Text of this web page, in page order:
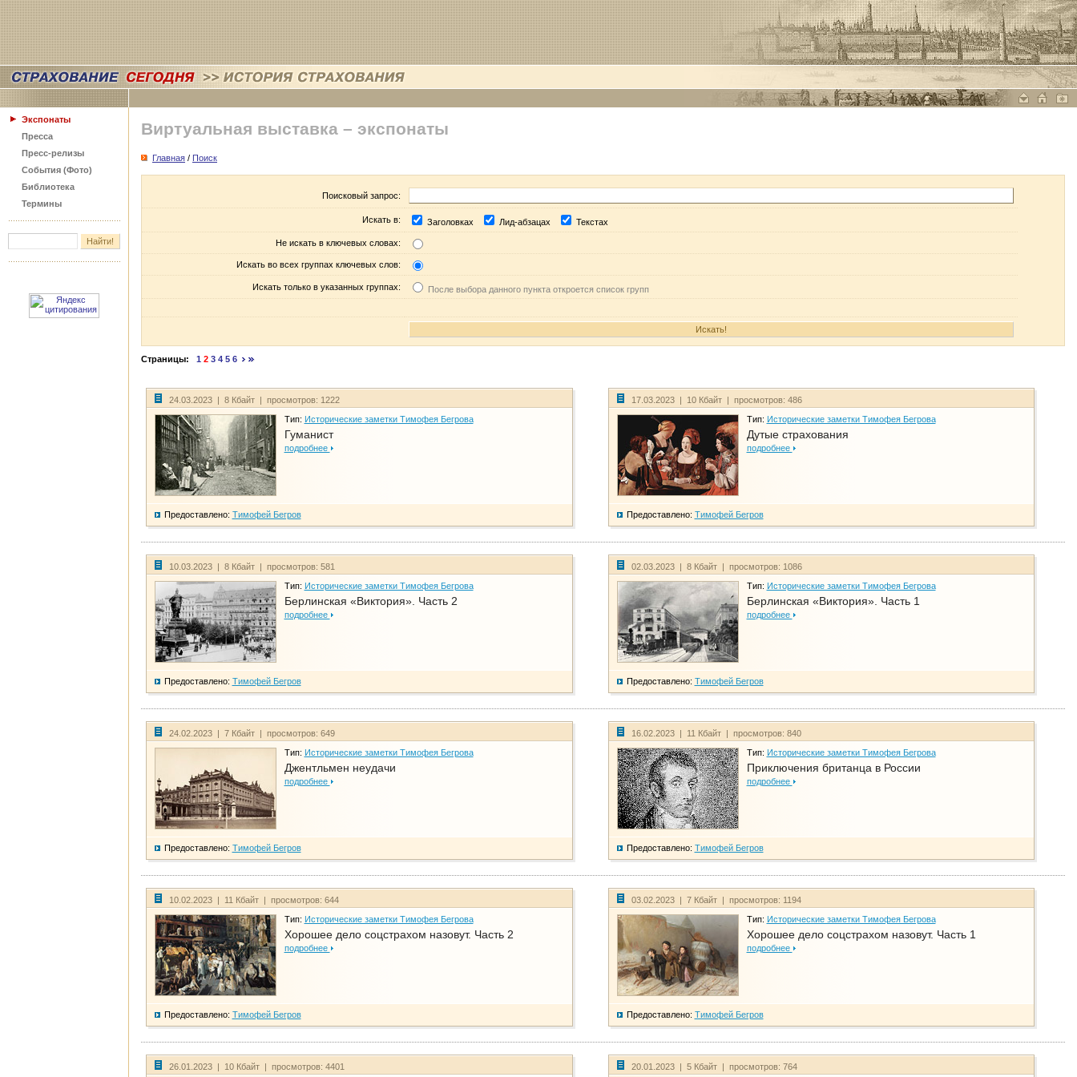
Экспонаты
Пресса
Пресс-релизы
События (Фото)
Библиотека
Термины
Виртуальная выставка – экспонаты
Главная / Поиск
Поисковый запрос:
Искать в: Заголовках Лид-абзацах Текстах
Не искать в ключевых словах:
Искать во всех группах ключевых слов:
Искать только в указанных группах: После выбора данного пункта откроется список групп
Страницы: 1 2 3 4 5 6
24.03.2023 | 8 Кбайт | просмотров: 1222
Тип: Исторические заметки Тимофея Бегрова
Гуманист
подробнее
Предоставлено: Тимофей Бегров
17.03.2023 | 10 Кбайт | просмотров: 486
Тип: Исторические заметки Тимофея Бегрова
Дутые страхования
подробнее
Предоставлено: Тимофей Бегров
10.03.2023 | 8 Кбайт | просмотров: 581
Тип: Исторические заметки Тимофея Бегрова
Берлинская «Виктория». Часть 2
подробнее
Предоставлено: Тимофей Бегров
02.03.2023 | 8 Кбайт | просмотров: 1086
Тип: Исторические заметки Тимофея Бегрова
Берлинская «Виктория». Часть 1
подробнее
Предоставлено: Тимофей Бегров
24.02.2023 | 7 Кбайт | просмотров: 649
Тип: Исторические заметки Тимофея Бегрова
Джентльмен неудачи
подробнее
Предоставлено: Тимофей Бегров
16.02.2023 | 11 Кбайт | просмотров: 840
Тип: Исторические заметки Тимофея Бегрова
Приключения британца в России
подробнее
Предоставлено: Тимофей Бегров
10.02.2023 | 11 Кбайт | просмотров: 644
Тип: Исторические заметки Тимофея Бегрова
Хорошее дело соцстрахом назовут. Часть 2
подробнее
Предоставлено: Тимофей Бегров
03.02.2023 | 7 Кбайт | просмотров: 1194
Тип: Исторические заметки Тимофея Бегрова
Хорошее дело соцстрахом назовут. Часть 1
подробнее
Предоставлено: Тимофей Бегров
26.01.2023 | 10 Кбайт | просмотров: 4401 20.01.2023 | 5 Кбайт | просмотров: 764